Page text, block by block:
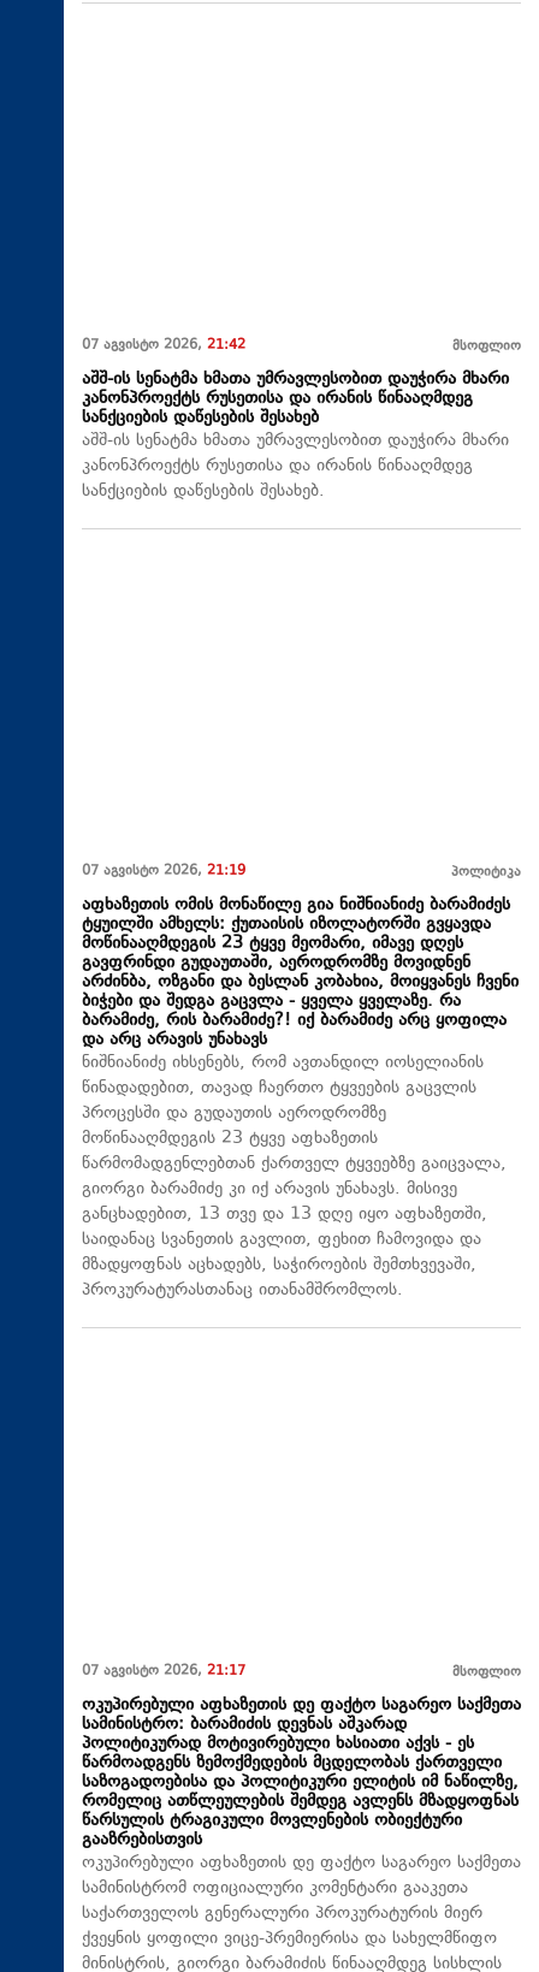
07 აგვისტო 2026, 21:42 მსოფლიო
აშშ-ის სენატმა ხმათა უმრავლესობით დაუჭირა მხარი
კანონპროექტს რუსეთისა და ირანის წინააღმდეგ
სანქციების დაწესების შესახებ
აშშ-ის სენატმა ხმათა უმრავლესობით დაუჭირა მხარი
კანონპროექტს რუსეთისა და ირანის წინააღმდეგ
სანქციების დაწესების შესახებ.
07 აგვისტო 2026, 21:19 პოლიტიკა
აფხაზეთის ომის მონაწილე გია ნიშნიანიძე ბარამიძეს
ტყუილში ამხელს: ქუთაისის იზოლატორში გვყავდა
მოწინააღმდეგის 23 ტყვე მეომარი, იმავე დღეს
გავფრინდი გუდაუთაში, აეროდრომზე მოვიდნენ
არძინბა, ოზგანი და ბესლან კობახია, მოიყვანეს ჩვენი
ბიჭები და შედგა გაცვლა - ყველა ყველაზე. რა
ბარამიძე, რის ბარამიძე?! იქ ბარამიძე არც ყოფილა
და არც არავის უნახავს
ნიშნიანიძე იხსენებს, რომ ავთანდილ იოსელიანის
წინადადებით, თავად ჩაერთო ტყვეების გაცვლის
პროცესში და გუდაუთის აეროდრომზე
მოწინააღმდეგის 23 ტყვე აფხაზეთის
წარმომადგენლებთან ქართველ ტყვეებზე გაიცვალა,
გიორგი ბარამიძე კი იქ არავის უნახავს. მისივე
განცხადებით, 13 თვე და 13 დღე იყო აფხაზეთში,
საიდანაც სვანეთის გავლით, ფეხით ჩამოვიდა და
მზადყოფნას აცხადებს, საჭიროების შემთხვევაში,
პროკურატურასთანაც ითანამშრომლოს.
07 აგვისტო 2026, 21:17 მსოფლიო
ოკუპირებული აფხაზეთის დე ფაქტო საგარეო საქმეთა
სამინისტრო: ბარამიძის დევნას აშკარად
პოლიტიკურად მოტივირებული ხასიათი აქვს - ეს
წარმოადგენს ზემოქმედების მცდელობას ქართველი
საზოგადოებისა და პოლიტიკური ელიტის იმ ნაწილზე,
რომელიც ათწლეულების შემდეგ ავლენს მზადყოფნას
წარსულის ტრაგიკული მოვლენების ობიექტური
გააზრებისთვის
ოკუპირებული აფხაზეთის დე ფაქტო საგარეო საქმეთა
სამინისტრომ ოფიციალური კომენტარი გააკეთა
საქართველოს გენერალური პროკურატურის მიერ
ქვეყნის ყოფილი ვიცე-პრემიერისა და სახელმწიფო
მინისტრის, გიორგი ბარამიძის წინააღმდეგ სისხლის